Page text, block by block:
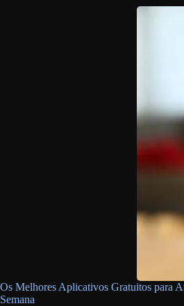
Os Melhores Aplicativos Gratuitos para
Semana